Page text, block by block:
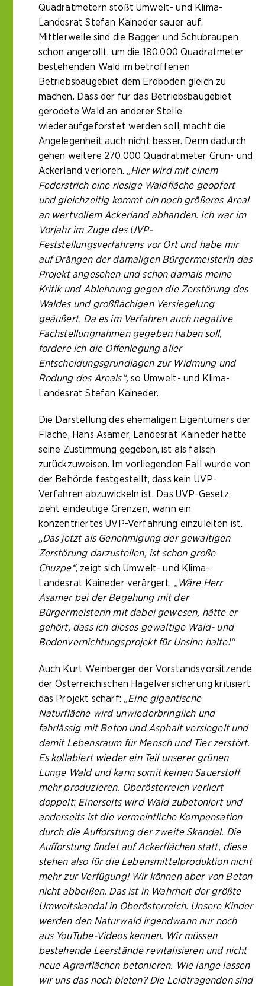
Quadratmetern stößt Umwelt- und Klima-
Landesrat Stefan Kaineder sauer auf.
Mittlerweile sind die Bagger und Schubraupen
schon angerollt, um die 180.000 Quadratmeter
bestehenden Wald im betroffenen
Betriebsbaugebiet dem Erdboden gleich zu
machen. Dass der für das Betriebsbaugebiet
gerodete Wald an anderer Stelle
wiederaufgeforstet werden soll, macht die
Angelegenheit auch nicht besser. Denn dadurch
gehen weitere 270.000 Quadratmeter Grün- und
Ackerland verloren. „Hier wird mit einem
Federstrich eine riesige Waldfläche geopfert
und gleichzeitig kommt ein noch größeres Areal
an wertvollem Ackerland abhanden. Ich war im
Vorjahr im Zuge des UVP-
Feststellungsverfahrens vor Ort und habe mir
auf Drängen der damaligen Bürgermeisterin das
Projekt angesehen und schon damals meine
Kritik und Ablehnung gegen die Zerstörung des
Waldes und großflächigen Versiegelung
geäußert. Da es im Verfahren auch negative
Fachstellungnahmen gegeben haben soll,
fordere ich die Offenlegung aller
Entscheidungsgrundlagen zur Widmung und
Rodung des Areals“, so Umwelt- und Klima-
Landesrat Stefan Kaineder.
Die Darstellung des ehemaligen Eigentümers der
Fläche, Hans Asamer, Landesrat Kaineder hätte
seine Zustimmung gegeben, ist als falsch
zurückzuweisen. Im vorliegenden Fall wurde von
der Behörde festgestellt, dass kein UVP-
Verfahren abzuwickeln ist. Das UVP-Gesetz
zieht eindeutige Grenzen, wann ein
konzentriertes UVP-Verfahrung einzuleiten ist.
„Das jetzt als Genehmigung der gewaltigen
Zerstörung darzustellen, ist schon große
Chuzpe“, zeigt sich Umwelt- und Klima-
Landesrat Kaineder verärgert. „Wäre Herr
Asamer bei der Begehung mit der
Bürgermeisterin mit dabei gewesen, hätte er
gehört, dass ich dieses gewaltige Wald- und
Bodenvernichtungsprojekt für Unsinn halte!“
Auch Kurt Weinberger der Vorstandsvorsitzende
der Österreichischen Hagelversicherung kritisiert
das Projekt scharf: „Eine gigantische
Naturfläche wird unwiederbringlich und
fahrlässig mit Beton und Asphalt versiegelt und
damit Lebensraum für Mensch und Tier zerstört.
Es kollabiert wieder ein Teil unserer grünen
Lunge Wald und kann somit keinen Sauerstoff
mehr produzieren. Oberösterreich verliert
doppelt: Einerseits wird Wald zubetoniert und
anderseits ist die vermeintliche Kompensation
durch die Aufforstung der zweite Skandal. Die
Aufforstung findet auf Ackerflächen statt, diese
stehen also für die Lebensmittelproduktion nicht
mehr zur Verfügung! Wir können aber von Beton
nicht abbeißen. Das ist in Wahrheit der größte
Umweltskandal in Oberösterreich. Unsere Kinder
werden den Naturwald irgendwann nur noch
aus YouTube-Videos kennen. Wir müssen
bestehende Leerstände revitalisieren und nicht
neue Agrarflächen betonieren. Wie lange lassen
wir uns das noch bieten? Die Leidtragenden sind